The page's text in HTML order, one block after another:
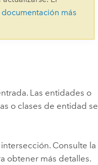
de infraestructuras
más
Las entidades o
o clases de entidad se
Consulte la
obtener más detalles.